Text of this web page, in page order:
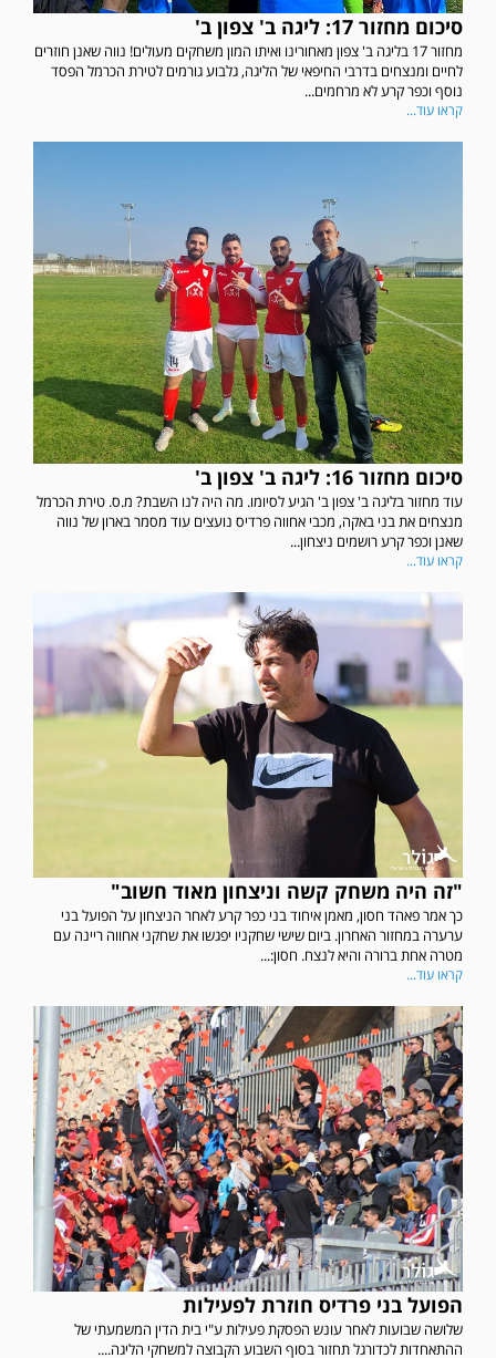
סיכום מחזור 17: ליגה ב' צפון ב'
מחזור 17 בליגה ב' צפון מאחורינו ואיתו המון משחקים מעולים! נווה שאנן חוזרים
לחיים ומנצחים בדרבי החיפאי של הליגה, גלבוע גורמים לטירת הכרמל הפסד
נוסף וכפר קרע לא מרחמים...
קראו עוד...
סיכום מחזור 16: ליגה ב' צפון ב'
עוד מחזור בליגה ב' צפון ב' הגיע לסיומו. מה היה לנו השבת? מ.ס. טירת הכרמל
מנצחים את בני באקה, מכבי אחווה פרדיס נועצים עוד מסמר בארון של נווה
שאנן וכפר קרע רושמים ניצחון...
קראו עוד...
"זה היה משחק קשה וניצחון מאוד חשוב"
כך אמר פאהד חסון, מאמן איחוד בני כפר קרע לאחר הניצחון על הפועל בני
ערערה במחזור האחרון. ביום שישי שחקניו יפגשו את שחקני אחווה ריינה עם
מטרה אחת ברורה והיא לנצח. חסון:...
קראו עוד...
הפועל בני פרדיס חוזרת לפעילות
שלושה שבועות לאחר עונש הפסקת פעילות ע"י בית הדין המשמעתי של
ההתאחדות לכדורגל תחזור בסוף השבוע הקבוצה למשחקי הליגה....
במשחק אימון שהתקיים הבוקר יום ה' ניצחה קרית מלאכי את עירוני אשדוד 5-0.